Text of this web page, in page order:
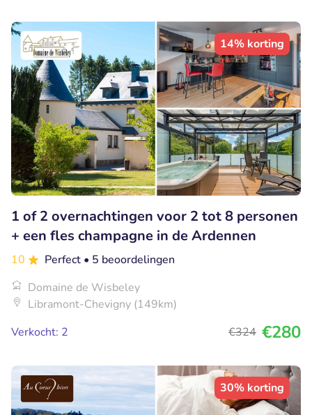
14% korting
1 of 2 overnachtingen voor 2 tot 8 personen
+ een fles champagne in de Ardennen
10 Perfect • 5 beoordelingen
Domaine de Wisbeley
Libramont-Chevigny (149km)
Verkocht: 2
€324 €280
30% korting